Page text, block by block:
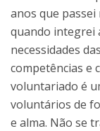
anos que
quando integrei
necessidades
competências e
voluntariado é
voluntários de
e alma. Não se